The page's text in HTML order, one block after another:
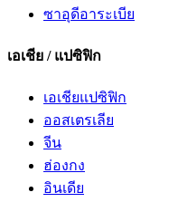
ซาอุดีอาระเบีย
เอเชีย / แปซิฟิก
เอเชียแปซิฟิก
ออสเตรเลีย
จีน
ฮ่องกง
อินเดีย